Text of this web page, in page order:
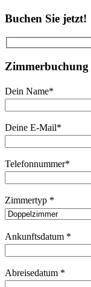
Buchen Sie jetzt!
Zimmerbuchung
Dein Name*
Deine E-Mail*
Telefonnummer*
Zimmertyp *
Ankunftsdatum *
Abreisedatum *